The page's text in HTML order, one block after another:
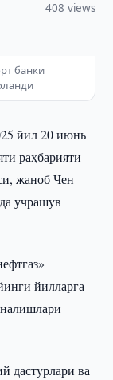
408 views
банки
йил 20 июнь
раҳбарияти
жаноб Чен
учрашув
йилларга
дастурлари ва